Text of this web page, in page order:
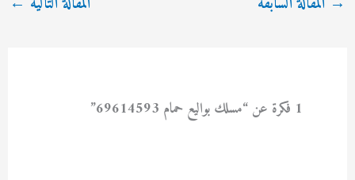
1 فكرة عن “مسلك بواليع حمام 69614593”